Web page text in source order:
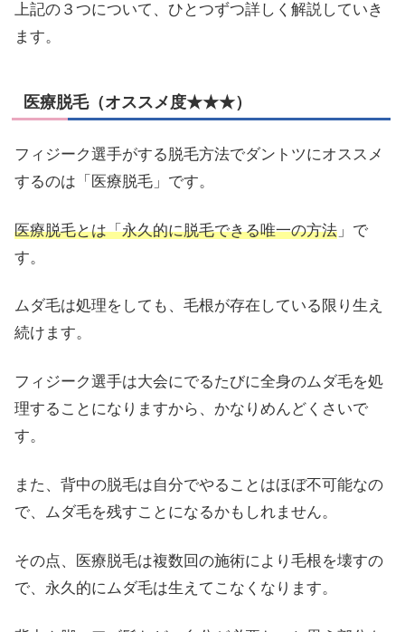
上記の３つについて、ひとつずつ詳しく解説していき
ます。
医療脱毛（オススメ度★★★）
フィジーク選手がする脱毛方法でダントツにオススメ
するのは「医療脱毛」です。
医療脱毛とは「永久的に脱毛できる唯一の方法 」で
す。
ムダ毛は処理をしても、毛根が存在している限り生え
続けます。
フィジーク選手は大会にでるたびに全身のムダ毛を処
理することになりますから、かなりめんどくさいで
す。
また、背中の脱毛は自分でやることはほぼ不可能なの
で、ムダ毛を残すことになるかもしれません。
その点、医療脱毛は複数回の施術により毛根を壊すの
で、永久的にムダ毛は生えてこなくなります。